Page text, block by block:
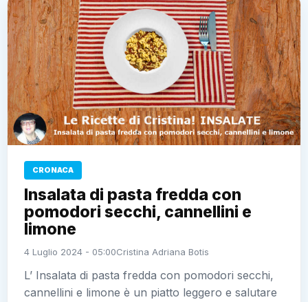
CRONACA
Insalata di pasta fredda con
pomodori secchi, cannellini e
limone
4 Luglio 2024 - 05:00Cristina Adriana Botis
L’ Insalata di pasta fredda con pomodori secchi,
cannellini e limone è un piatto leggero e salutare